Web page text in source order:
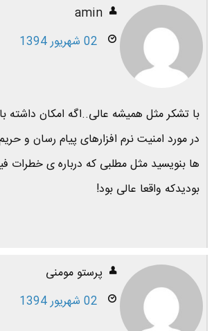
amin
02 شهریور 1394
با تشکر مثل همیشه عالی..اگه امکان
در مورد امنیت نرم افزارهای پیام رسان و
ها بنویسید مثل مطلبی که درباره ی خطرات
بودیدکه واقعا عالی بود!
پرستو مومنی
02 شهریور 1394